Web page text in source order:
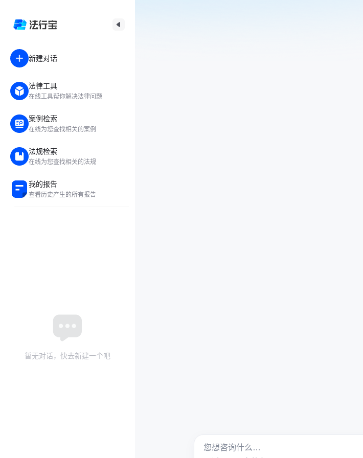
新建对话
法律工具
在线工具帮你解决法律问题
案例检索
在线为您查找相关的案例
法规检索
在线为您查找相关的法规
我的报告
查看历史产生的所有报告
暂无对话，快去新建一个吧